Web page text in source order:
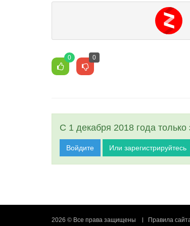
0 0
С 1 декабря 2018 года
Войдите Или зарегистрируйтесь
2026 © Все права защищены Правила